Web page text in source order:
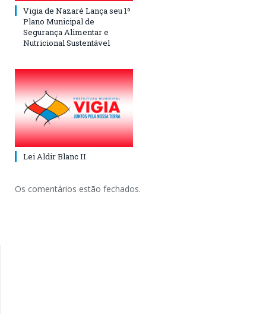
Vigia de Nazaré Lança seu 1º
Plano Municipal de
Segurança Alimentar e
Nutricional Sustentável
Lei Aldir Blanc II
Os comentários estão fechados.